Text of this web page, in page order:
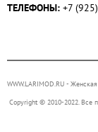
ТЕЛЕФОНЫ: +7
WWW.LARIMOD.RU -
Copyright © 2010-2022. Все